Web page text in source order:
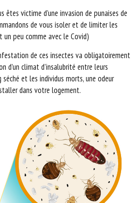
êtes victime d’une invasion de punaises de
de vous isoler et de limiter les
un peu comme avec le Covid)
de ces insectes va obligatoirement
d’un climat d’insalubrité entre leurs
séché et les individus morts, une odeur
dans votre logement.